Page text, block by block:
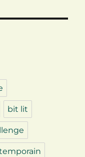
bit lit